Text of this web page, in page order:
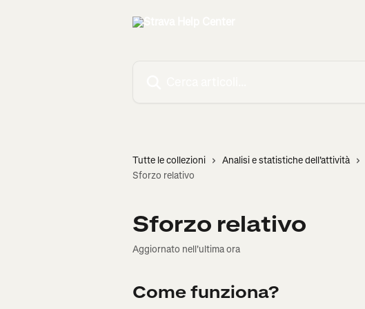
Tutte le collezioni Analisi e statistiche dell'attività
Sforzo relativo
Sforzo relativo
Aggiornato nell'ultima ora
Come funziona?